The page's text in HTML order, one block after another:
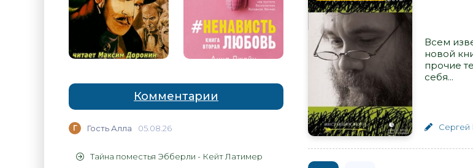
Комментарии
Г Гость Алла 05.08.26
Тайна поместья Эбберли - Кейт Латимер
Всем
новой
прочие
себя...
Сергей